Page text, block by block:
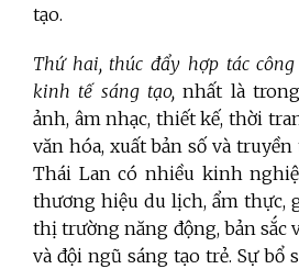
tạo.
Thứ hai, thúc đẩy hợp tác
kinh tế sáng tạo,nhất là
ảnh, âm nhạc, thiết kế, thời
văn hóa, xuất bản số và
Thái Lan có nhiều kinh
thương hiệu du lịch, ẩm thực,
thị trường năng động, bản sắc
và đội ngũ sáng tạo trẻ. Sự bổ